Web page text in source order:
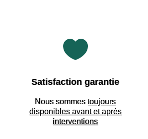

Satisfaction garantie
Nous sommestoujours
disponibles avant et après
interventions